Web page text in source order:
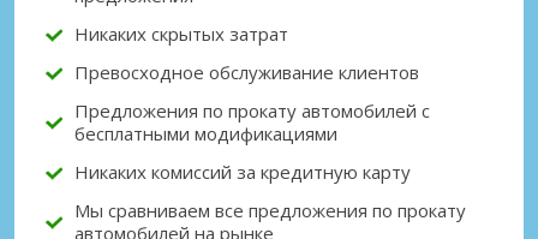
Никаких скрытых затрат
Превосходное обслуживание клиентов
Предложения по прокату автомобилей с
бесплатными модификациями
Никаких комиссий за кредитную карту
Мы сравниваем все предложения по прокату
автомобилей на рынке